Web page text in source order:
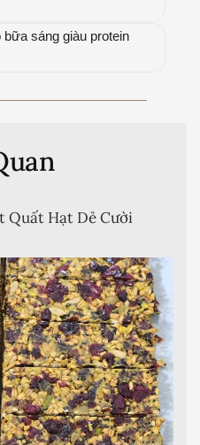
sáng giàu protein
Quất Hạt Dẻ Cười